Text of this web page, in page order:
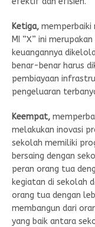
Ketiga, memperbaiki
MI “X” ini
keuangannya
benar-benar harus
pembiayaan
pengeluaran
Keempat,
melakukan inovasi
sekolah memiliki
bersaing dengan
peran orang tua
kegiatan di sekolah
orang tua dengan
membangun dari
yang baik antara